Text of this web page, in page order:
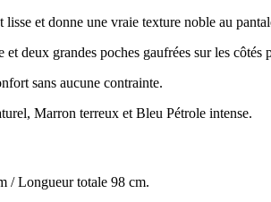
et donne une vraie texture noble au
deux grandes poches gaufrées sur les
sans aucune contrainte.
Marron terreux et Bleu Pétrole intense.
/ Longueur totale 98 cm.